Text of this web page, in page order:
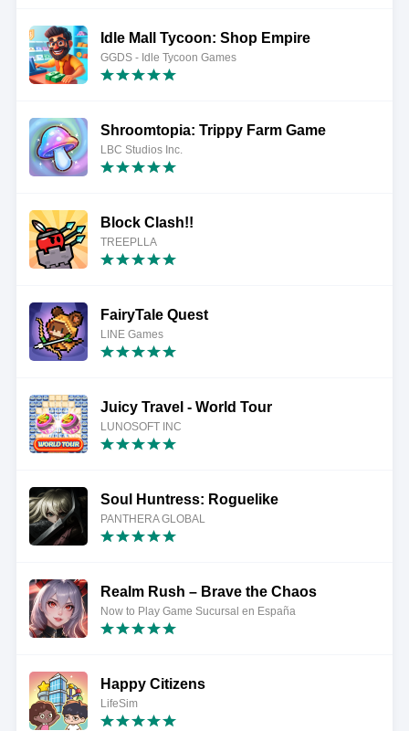
Idle Mall Tycoon: Shop Empire
GGDS - Idle Tycoon Games
Shroomtopia: Trippy Farm Game
LBC Studios Inc.
Block Clash!!
TREEPLLA
FairyTale Quest
LINE Games
Juicy Travel - World Tour
LUNOSOFT INC
Soul Huntress: Roguelike
PANTHERA GLOBAL
Realm Rush – Brave the Chaos
Now to Play Game Sucursal en España
Happy Citizens
LifeSim